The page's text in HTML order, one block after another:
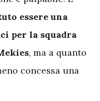
essere una
per la squadra
, ma a quanto
concessa una